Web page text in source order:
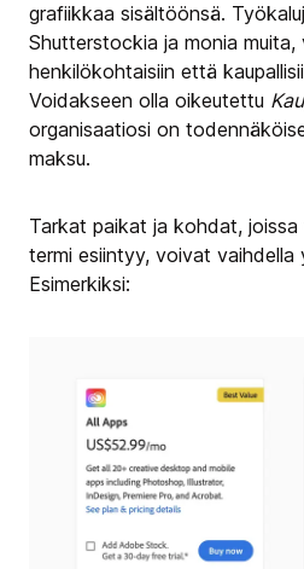
grafiikkaa sisältöönsä.
Shutterstockia ja monia
henkilökohtaisiin että
Voidakseen olla oikeutettu
organisaatiosi on
maksu.
Tarkat paikat ja kohdat, joissa
termi esiintyy, voivat vaihdella
Esimerkiksi: